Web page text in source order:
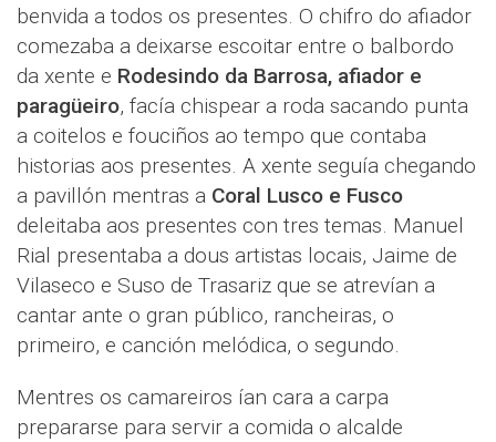
benvida a todos os presentes. O chifro do afiador
comezaba a deixarse escoitar entre o balbordo
da xente e Rodesindo da Barrosa, afiador e
paragüeiro, facía chispear a roda sacando punta
a coitelos e fouciños ao tempo que contaba
historias aos presentes. A xente seguía chegando
a pavillón mentras a Coral Lusco e Fusco
deleitaba aos presentes con tres temas. Manuel
Rial presentaba a dous artistas locais, Jaime de
Vilaseco e Suso de Trasariz que se atrevían a
cantar ante o gran público, rancheiras, o
primeiro, e canción melódica, o segundo.
Mentres os camareiros ían cara a carpa
prepararse para servir a comida o alcalde